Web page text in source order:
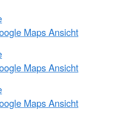
Maps Ansicht
Maps Ansicht
Maps Ansicht